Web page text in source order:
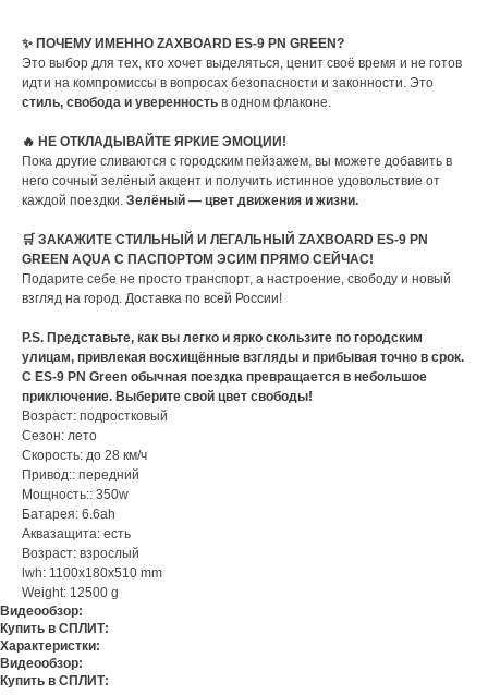
✨ ПОЧЕМУ ИМЕННО ZAXBOARD ES-9 PN GREEN?
Это выбор для тех, кто хочет выделяться, ценит своё время и не готов
идти на компромиссы в вопросах безопасности и законности. Это
стиль, свобода и уверенность в одном флаконе.
🔥 НЕ ОТКЛАДЫВАЙТЕ ЯРКИЕ ЭМОЦИИ!
Пока другие сливаются с городским пейзажем, вы можете добавить в
него сочный зелёный акцент и получить истинное удовольствие от
каждой поездки. Зелёный — цвет движения и жизни.
🛒 ЗАКАЖИТЕ СТИЛЬНЫЙ И ЛЕГАЛЬНЫЙ ZAXBOARD ES-9 PN
GREEN AQUA С ПАСПОРТОМ ЭСИМ ПРЯМО СЕЙЧАС!
Подарите себе не просто транспорт, а настроение, свободу и новый
взгляд на город. Доставка по всей России!
P.S. Представьте, как вы легко и ярко скользите по городским
улицам, привлекая восхищённые взгляды и прибывая точно в срок.
С ES-9 PN Green обычная поездка превращается в небольшое
приключение. Выберите свой цвет свободы!
Возраст: подростковый
Сезон: лето
Скорость: до 28 км/ч
Привод:: передний
Мощность:: 350w
Батарея: 6.6ah
Аквазащита: есть
Возраст: взрослый
lwh: 1100x180x510 mm
Weight: 12500 g
Видеообзор:
Купить в СПЛИТ:
Характеристки:
Видеообзор:
Купить в СПЛИТ: